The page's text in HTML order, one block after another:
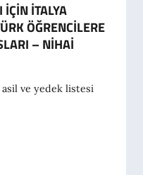
İTALYA
ÖĞRENCİLERE
– NİHAİ
asil ve yedek listesi